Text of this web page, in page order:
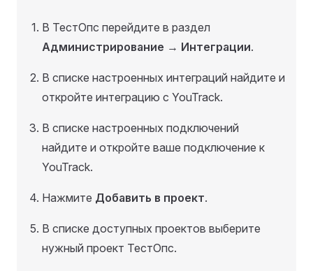
В ТестОпс перейдите в раздел
Администрирование → Интеграции.
В списке настроенных интеграций найдите и
откройте интеграцию с YouTrack.
В списке настроенных подключений
найдите и откройте ваше подключение к
YouTrack.
Нажмите Добавить в проект.
В списке доступных проектов выберите
нужный проект ТестОпс.